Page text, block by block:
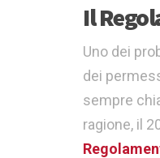
Il
Uno dei
dei
sempre
ragione, il